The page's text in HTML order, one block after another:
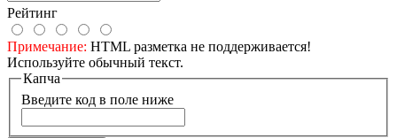
Рейтинг
Примечание: HTML разметка не поддерживается!
Используйте обычный текст.
Капча
Введите код в поле ниже